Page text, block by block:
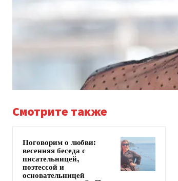
Смотрите также
Поговорим о любви:
весенняя беседа с
писательницей,
поэтессой и
основательницей